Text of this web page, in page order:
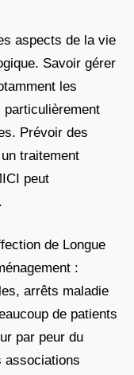
aspects de la vie
Savoir gérer
les
Prévoir des
traitement
peut
de Longue
:
arrêts maladie
de patients
par peur du
associations